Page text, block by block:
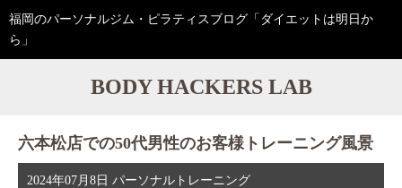
福岡のパーソナルジム・ピラティスブログ「ダイエットは明日か
ら」
BODY HACKERS LAB
六本松店での50代男性のお客様トレーニング風景
2024年07月8日 パーソナルトレーニング